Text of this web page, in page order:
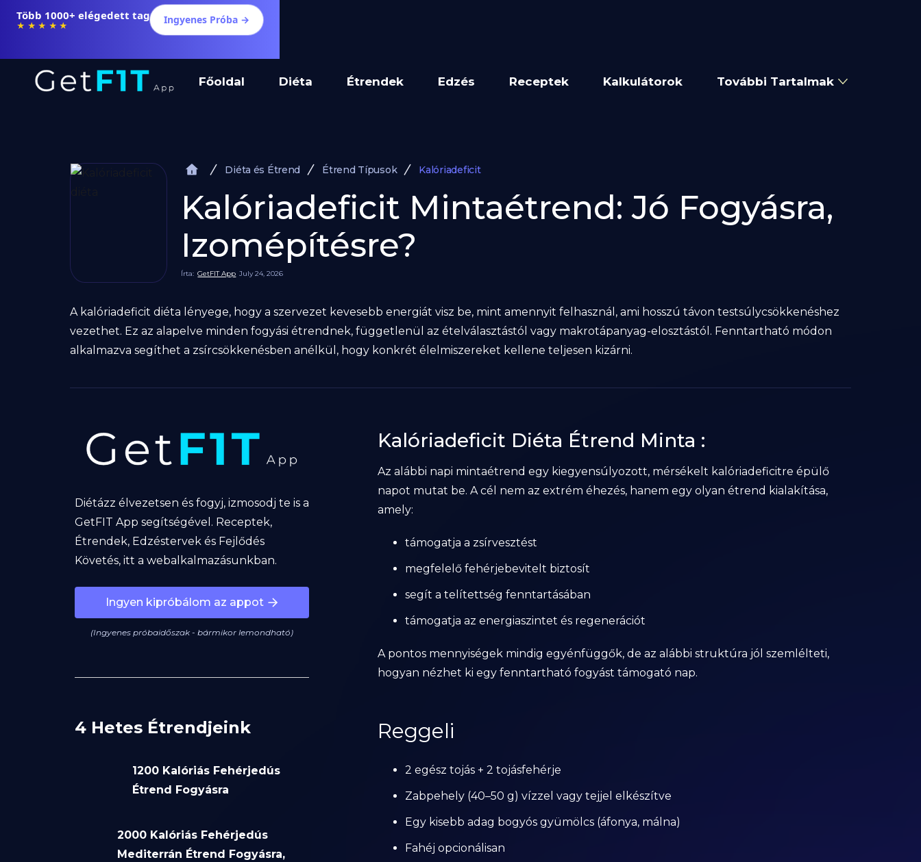
Több 1000+ elégedett tag
★★★★★ Ingyenes Próba →
Főoldal Diéta Étrendek Edzés Receptek Kalkulátorok További Tartalmak
Diéta és Étrend Étrend Típusok Kalóriadeficit
Kalóriadeficit Mintaétrend: Jó Fogyásra,
Izomépítésre?
Írta: GetFIT App July 24, 2026
A kalóriadeficit diéta lényege, hogy a szervezet kevesebb energiát visz be, mint amennyit felhasznál, ami hosszú távon testsúlycsökkenéshez
vezethet. Ez az alapelve minden fogyási étrendnek, függetlenül az ételválasztástól vagy makrotápanyag-elosztástól. Fenntartható módon
alkalmazva segíthet a zsírcsökkenésben anélkül, hogy konkrét élelmiszereket kellene teljesen kizárni.
Diétázz élvezetsen és fogyj, izmosodj te is a
GetFIT App segítségével. Receptek,
Étrendek, Edzéstervek és Fejlődés
Követés, itt a webalkalmazásunkban.
Ingyen kipróbálom az appot
(Ingyenes próbaidőszak - bármikor lemondható)
4 Hetes Étrendjeink
1200 Kalóriás Fehérjedús
Étrend Fogyásra
2000 Kalóriás Fehérjedús
Mediterrán Étrend Fogyásra,
Kalóriadeficit Diéta Étrend Minta :
Az alábbi napi mintaétrend egy kiegyensúlyozott, mérsékelt kalóriadeficitre épülő
napot mutat be. A cél nem az extrém éhezés, hanem egy olyan étrend kialakítása,
amely:
támogatja a zsírvesztést
megfelelő fehérjebevitelt biztosít
segít a telítettség fenntartásában
támogatja az energiaszintet és regenerációt
A pontos mennyiségek mindig egyénfüggők, de az alábbi struktúra jól szemlélteti,
hogyan nézhet ki egy fenntartható fogyást támogató nap.
Reggeli
2 egész tojás + 2 tojásfehérje
Zabpehely (40–50 g) vízzel vagy tejjel elkészítve
Egy kisebb adag bogyós gyümölcs (áfonya, málna)
Fahéj opcionálisan